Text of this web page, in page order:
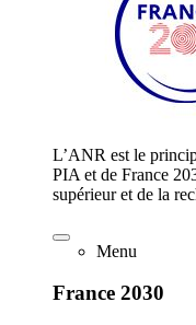
L’ANR est le
PIA et de France
supérieur et de la
Menu
France 2030